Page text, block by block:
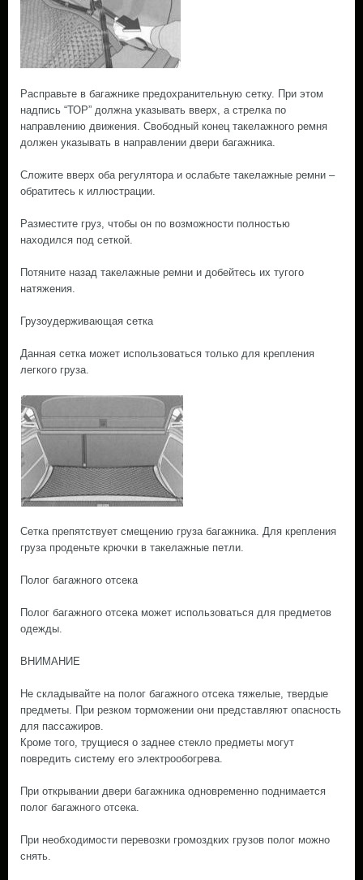
Расправьте в багажнике предохранительную сетку. При этом
надпись “ТОР” должна указывать вверх, а стрелка по
направлению движения. Свободный конец такелажного ремня
должен указывать в направлении двери багажника.
Сложите вверх оба регулятора и ослабьте такелажные ремни –
обратитесь к иллюстрации.
Разместите груз, чтобы он по возможности полностью
находился под сеткой.
Потяните назад такелажные ремни и добейтесь их тугого
натяжения.
Грузоудерживающая сетка
Данная сетка может использоваться только для крепления
легкого груза.
Сетка препятствует смещению груза багажника. Для крепления
груза проденьте крючки в такелажные петли.
Полог багажного отсека
Полог багажного отсека может использоваться для предметов
одежды.
ВНИМАНИЕ
Не складывайте на полог багажного отсека тяжелые, твердые
предметы. При резком торможении они представляют опасность
для пассажиров.
Кроме того, трущиеся о заднее стекло предметы могут
повредить систему его электрообогрева.
При открывании двери багажника одновременно поднимается
полог багажного отсека.
При необходимости перевозки громоздких грузов полог можно
снять.